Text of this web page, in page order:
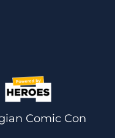
Comic Con